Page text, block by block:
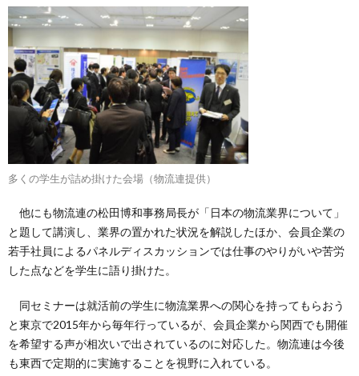
多くの学生が詰め掛けた会場（物流連提供）
他にも物流連の松田博和事務局長が「日本の物流業界について」
と題して講演し、業界の置かれた状況を解説したほか、会員企業の
若手社員によるパネルディスカッションでは仕事のやりがいや苦労
した点などを学生に語り掛けた。
同セミナーは就活前の学生に物流業界への関心を持ってもらおう
と東京で2015年から毎年行っているが、会員企業から関西でも開催
を希望する声が相次いで出されているのに対応した。物流連は今後
も東西で定期的に実施することを視野に入れている。